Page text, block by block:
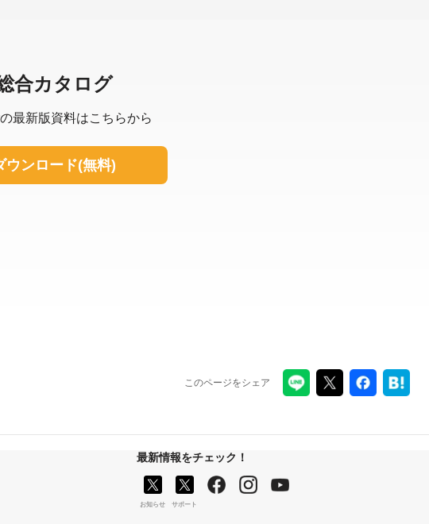
合カタログ
最新版資料はこちらから
ウンロード(無料)
このページをシェア
最新情報をチェック！
お知らせ サポート